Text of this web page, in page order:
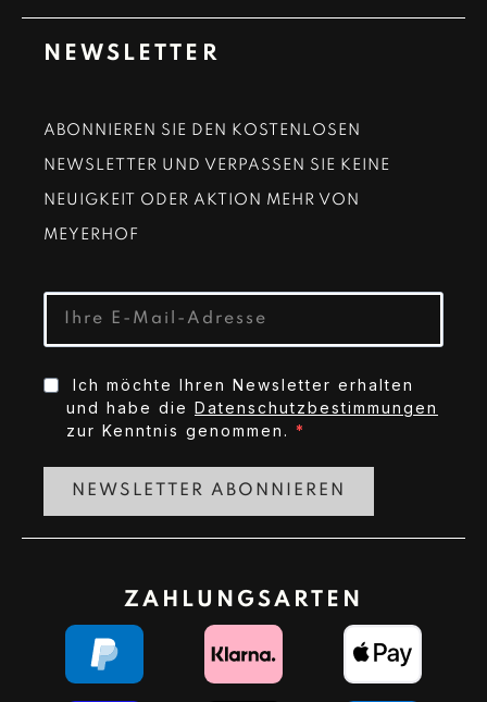
NEWSLETTER
ABONNIEREN SIE DEN KOSTENLOSEN
NEWSLETTER UND VERPASSEN SIE KEINE
NEUIGKEIT ODER AKTION MEHR VON
MEYERHOF
Ich möchte Ihren Newsletter erhalten
und habe die Datenschutzbestimmungen
zur Kenntnis genommen.
NEWSLETTER ABONNIEREN
ZAHLUNGSARTEN